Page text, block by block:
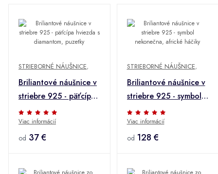
STRIEBORNÉ NÁUŠNICE,
Briliantové náušnice v
striebre 925 - päťcípa
hviezda s diamantom,
puzetky
Viac informácií
od 37 €
STRIEBORNÉ NÁUŠNICE,
Briliantové náušnice v
striebre 925 - symbol
nekonečna, africké
háčiky
Viac informácií
od 128 €